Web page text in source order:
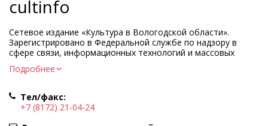
cultinfo
Сетевое издание «Культура в Вологодской области».
Зарегистрировано в Федеральной службе по надзору в
сфере связи, информационных технологий и массовых
коммуникаций.
Регистрационный номер и дата принятия решения о
Учредитель КУ ВО «Информационно-аналитический центр
культуры»
Подробнее
Тел/факс:
+7 (8172) 21-04-24